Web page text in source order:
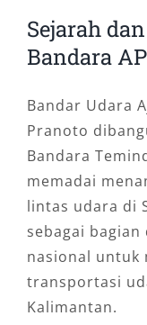
Sejarah
Bandara
Bandar Udara
Pranoto
Bandara
memadai
lintas udara di
sebagai
nasional untuk
transportasi
Kalimantan.